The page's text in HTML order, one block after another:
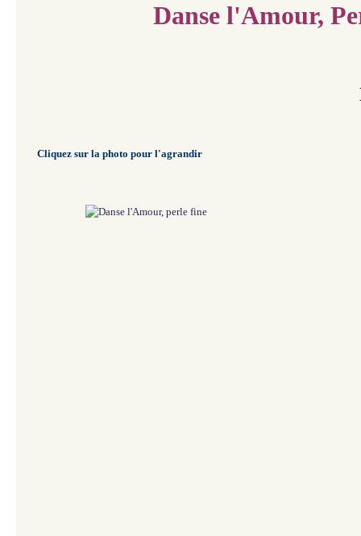
Danse l'Amour,
Cliquez sur la photo pour l'agrandir